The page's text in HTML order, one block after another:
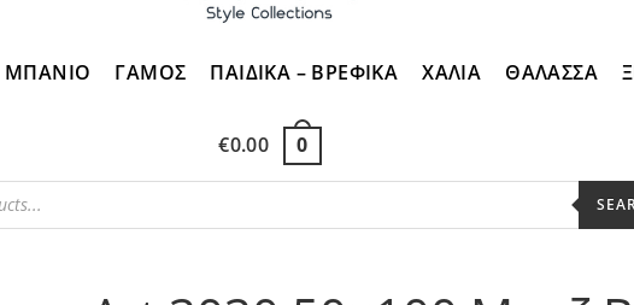
ΜΠΑΝΙΟ ΓΑΜΟΣ ΠΑΙΔΙΚΑ – ΒΡΕΦΙΚΑ ΧΑΛΙΑ ΘΑΛΑΣΣΑ
€0.00 0